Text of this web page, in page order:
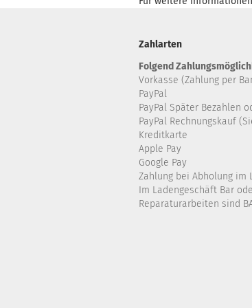
Zahlarten
Folgend
Vorkasse (Zahlung per
PayPal
PayPal Später Bezahlen
PayPal Rechnungskauf
Kreditkarte
Apple Pay
Google Pay
Zahlung bei Abholung im
Im Ladengeschäft Bar
Reparaturarbeiten sind